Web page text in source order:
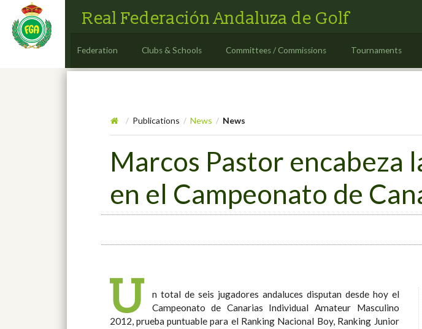
Real Federación Andaluza de Golf
Federation Clubs & Schools Committees / Commissions Tournaments
/ Publications / News / News
Marcos Pastor encabeza
en el Campeonato de
U
n total de seis jugadores andaluces disputan desde hoy el
Campeonato de Canarias Individual Amateur Masculino
2012, prueba puntuable para el Ranking Nacional Boy, Ranking Junior
los 50 primeros clasificados y empatados en el puesto 50. Foto: